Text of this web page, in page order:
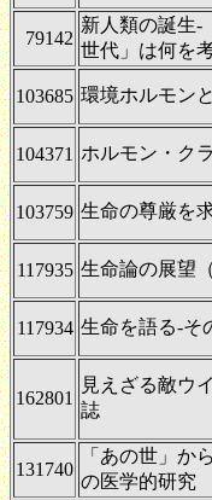
79142
新人類の誕生-
世代」は何を
103685 環境ホルモン
104371 ホルモン・ク
103759 生命の尊厳を
117935 生命論の展望
117934 生命を語る-そ
162801
見えざる敵ウ
誌
131740
「あの世」か
の医学的研究